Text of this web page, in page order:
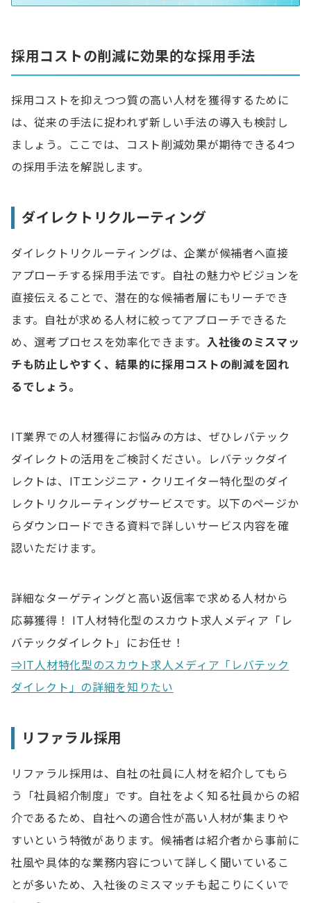
採用コストの削減に効果的な採用手法
採用コストを抑えつつ質の高い人材を獲得するために
は、従来の手法に捉われず新しい手法の導入も検討し
ましょう。ここでは、コスト削減効果が期待できる4つ
の採用手法を解説します。
ダイレクトリクルーティング
ダイレクトリクルーティングは、企業が候補者へ直接
アプローチする採用手法です。自社の魅力やビジョンを
直接伝えることで、潜在的な候補者層にもリーチでき
ます。自社が求める人材に絞ってアプローチできるた
め、選考プロセスを効率化できます。 入社後のミスマッ
チも防止しやすく、結果的に採用コストの削減を図れ
るでしょう。
IT業界での人材獲得にお悩みの方は、ぜひレバテック
ダイレクトの活用をご検討ください。レバテックダイ
レクトは、ITエンジニア・クリエイター特化型のダイ
レクトリクルーティングサービスです。以下のページか
らダウンロードできる資料で詳しいサービス内容を確
認いただけます。
詳細なターゲティングと高い返信率で求める人材から
応募獲得！ IT人材特化型のスカウト求人メディア「レ
バテックダイレクト」にお任せ！
⇒IT人材特化型のスカウト求人メディア「レバテック
ダイレクト」の詳細を知りたい
リファラル採用
リファラル採用は、自社の社員に人材を紹介してもら
う「社員紹介制度」です。自社をよく知る社員からの紹
介であるため、自社への適合性が高い人材が集まりや
すいという特徴があります。候補者は紹介者から事前に
社風や具体的な業務内容について詳しく聞いているこ
とが多いため、入社後のミスマッチも起こりにくいで